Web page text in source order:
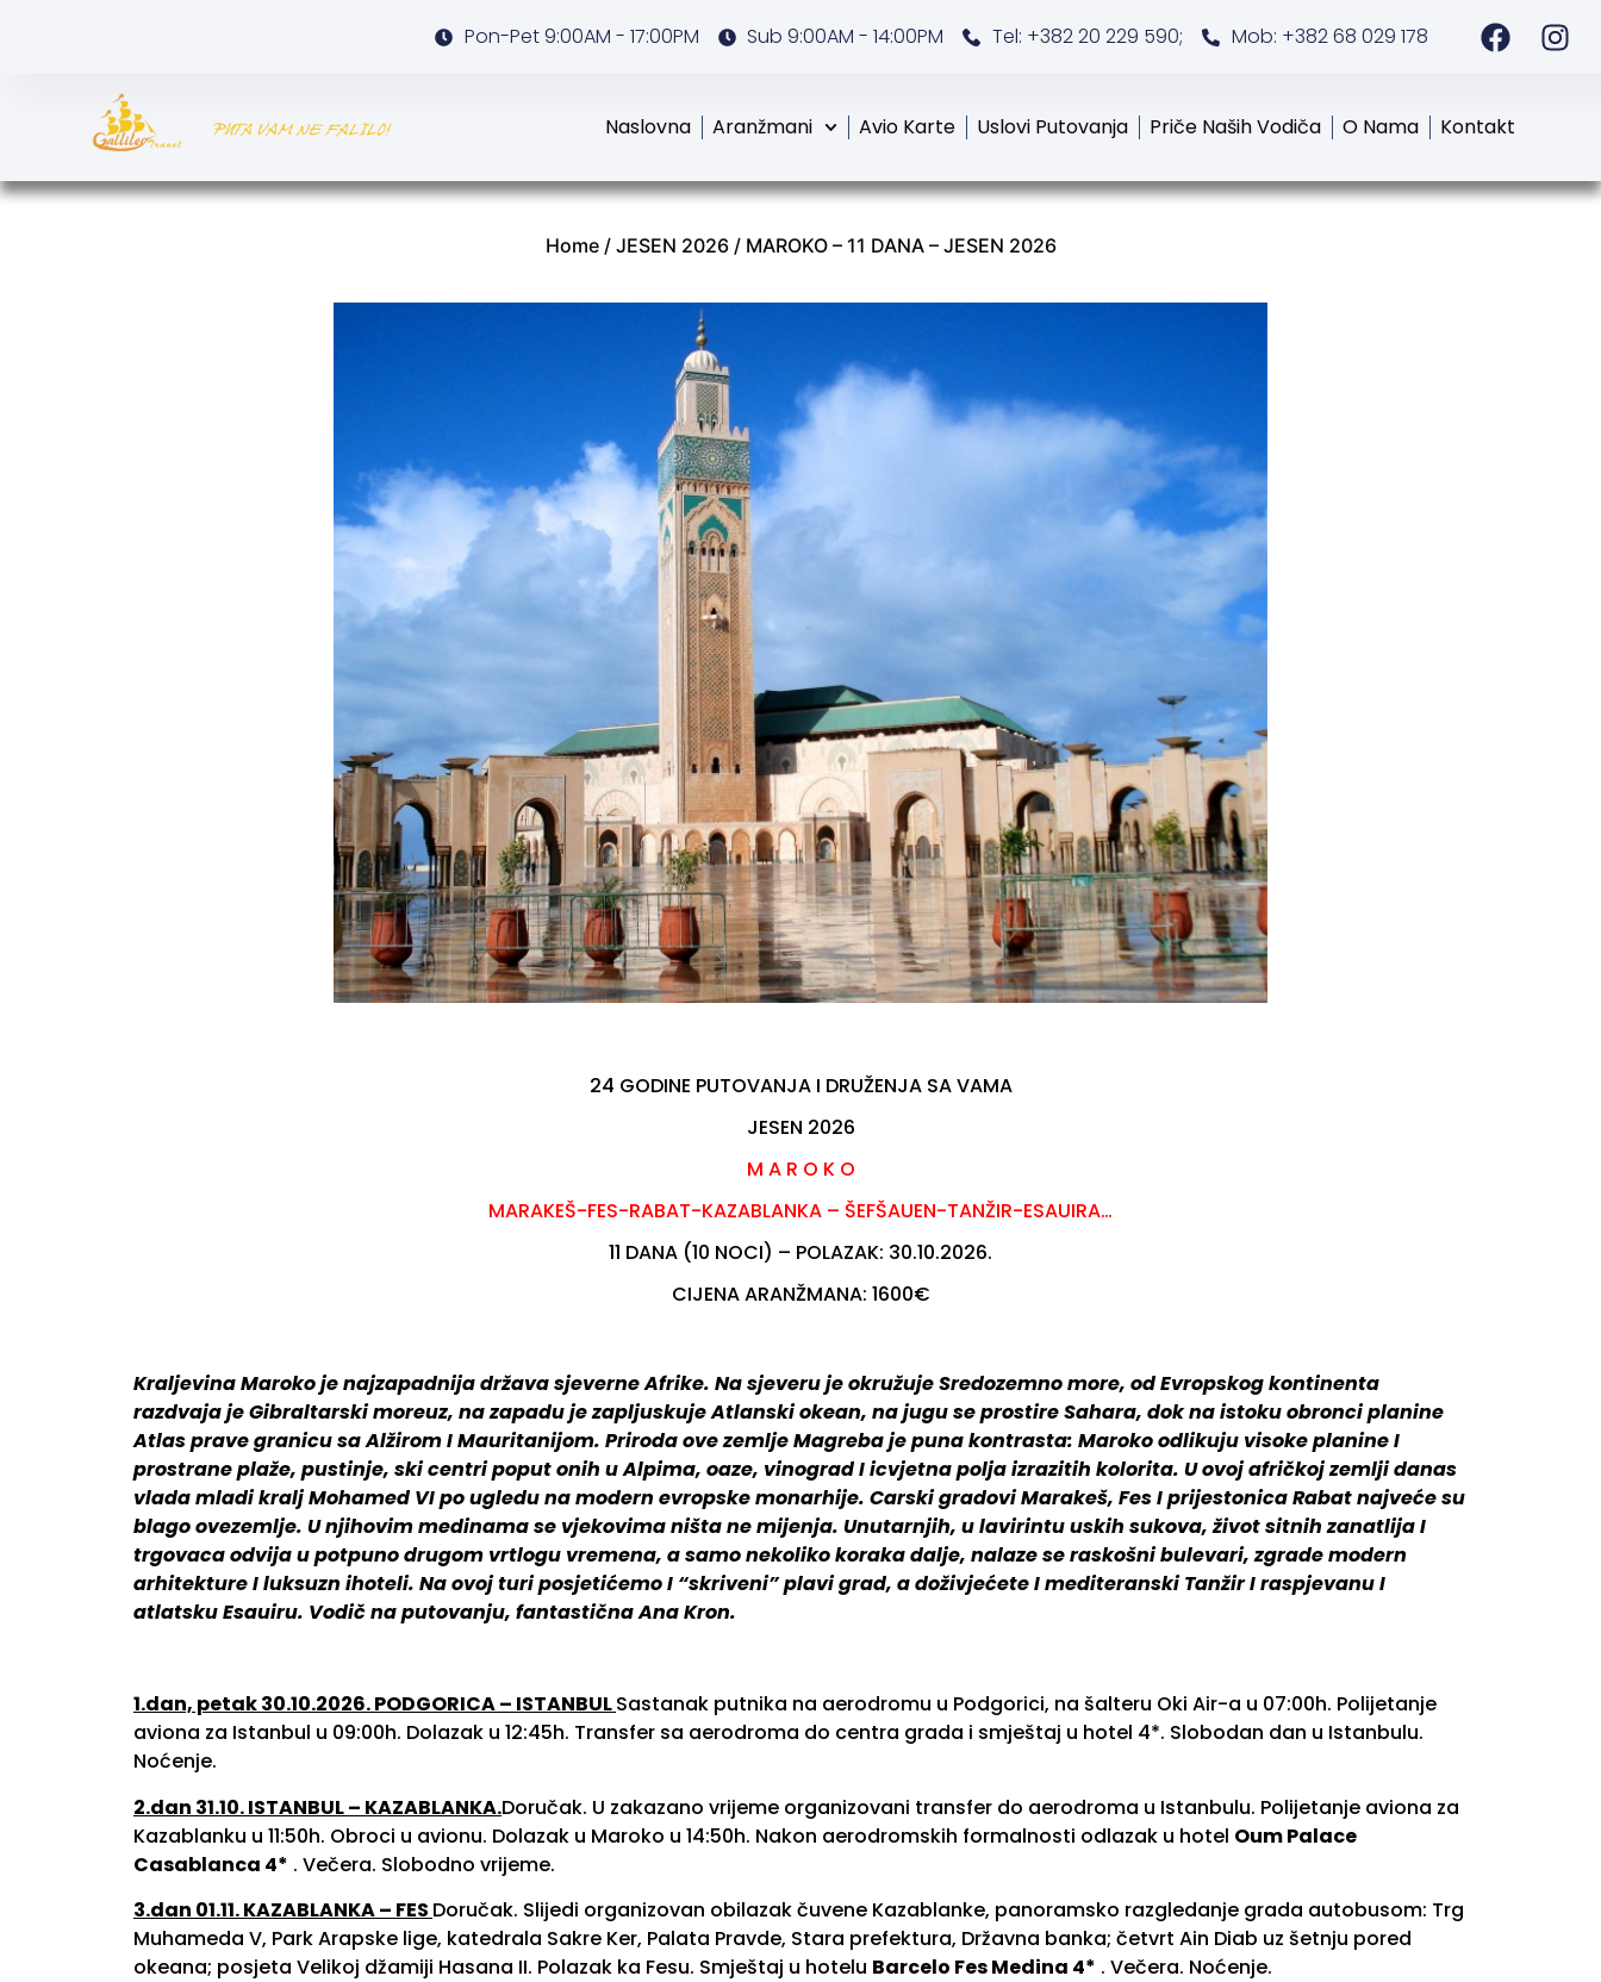
Pon-Pet 9:00AM - 17:00PM Sub 9:00AM - 14:00PM Tel: +382 20 229 590; Mob: +382 68 029 178
Naslovna Aranžmani Avio Karte Uslovi Putovanja Priče Naših Vodiča O Nama Kontakt
Home/ JESEN 2026/ MAROKO – 11 DANA – JESEN 2026
24 GODINE PUTOVANJA I DRUŽENJA SA VAMA
JESEN 2026
M A R O K O
MARAKEŠ-FES-RABAT-KAZABLANKA – ŠEFŠAUEN-TANŽIR-ESAUIRA…
11 DANA (10 NOCI) – POLAZAK: 30.10.2026.
CIJENA ARANŽMANA: 1600€
Kraljevina Maroko je najzapadnija država sjeverne Afrike. Na sjeveru je okružuje Sredozemno more, od Evropskog kontinenta
razdvaja je Gibraltarski moreuz, na zapadu je zapljuskuje Atlanski okean, na jugu se prostire Sahara, dok na istoku obronci planine
Atlas prave granicu sa Alžirom I Mauritanijom. Priroda ove zemlje Magreba je puna kontrasta: Maroko odlikuju visoke planine I
prostrane plaže, pustinje, ski centri poput onih u Alpima, oaze, vinograd I icvjetna polja izrazitih kolorita. U ovoj afričkoj zemlji danas
vlada mladi kralj Mohamed VI po ugledu na modern evropske monarhije. Carski gradovi Marakeš, Fes I prijestonica Rabat najveće su
blago ovezemlje. U njihovim medinama se vjekovima ništa ne mijenja. Unutarnjih, u lavirintu uskih sukova, život sitnih zanatlija I
trgovaca odvija u potpuno drugom vrtlogu vremena, a samo nekoliko koraka dalje, nalaze se raskošni bulevari, zgrade modern
arhitekture I luksuzn ihoteli. Na ovoj turi posjetićemo I “skriveni” plavi grad, a doživjećete I mediteranski Tanžir I raspjevanu I
atlatsku Esauiru. Vodič na putovanju, fantastična Ana Kron.
1.dan, petak 30.10.2026. PODGORICA – ISTANBULSastanak putnika na aerodromu u Podgorici, na šalteru Oki Air-a u 07:00h. Polijetanje
aviona za Istanbul u 09:00h. Dolazak u 12:45h. Transfer sa aerodroma do centra grada i smještaj u hotel 4*. Slobodan dan u Istanbulu.
Noćenje.
2.dan 31.10. ISTANBUL – KAZABLANKA.Doručak. U zakazano vrijeme organizovani transfer do aerodroma u Istanbulu. Polijetanje aviona za
Kazablanku u 11:50h. Obroci u avionu. Dolazak u Maroko u 14:50h. Nakon aerodromskih formalnosti odlazak u hotel Oum Palace
Casablanca 4* . Večera. Slobodno vrijeme.
3.dan 01.11. KAZABLANKA – FES Doručak. Slijedi organizovan obilazak čuvene Kazablanke, panoramsko razgledanje grada autobusom: Trg
Muhameda V, Park Arapske lige, katedrala Sakre Ker, Palata Pravde, Stara prefektura, Državna banka; četvrt Ain Diab uz šetnju pored
okeana; posjeta Velikoj džamiji Hasana II. Polazak ka Fesu. Smještaj u hotelu Barcelo Fes Medina 4* . Večera. Noćenje.